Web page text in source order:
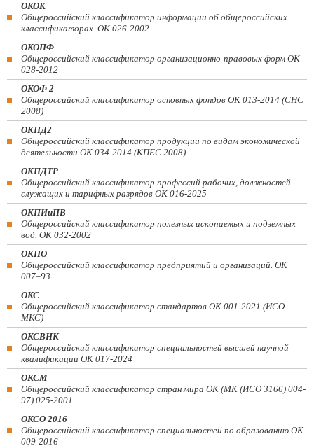
ОКОК
Общероссийский классификатор информации об общероссийских
классификаторах. ОК 026-2002
ОКОПФ
Общероссийский классификатор организационно-правовых форм ОК
028-2012
ОКОФ 2
Общероссийский классификатор основных фондов ОК 013-2014 (СНС
2008)
ОКПД2
Общероссийский классификатор продукции по видам экономической
деятельности ОК 034-2014 (КПЕС 2008)
ОКПДТР
Общероссийский классификатор профессий рабочих, должностей
служащих и тарифных разрядов ОК 016-2025
ОКПИиПВ
Общероссийский классификатор полезных ископаемых и подземных
вод. ОК 032-2002
ОКПО
Общероссийский классификатор предприятий и организаций. ОК
007–93
ОКС
Общероссийский классификатор стандартов ОК 001-2021 (ИСО
МКС)
ОКСВНК
Общероссийский классификатор специальностей высшей научной
квалификации ОК 017-2024
ОКСМ
Общероссийский классификатор стран мира ОК (МК (ИСО 3166) 004-
97) 025-2001
ОКСО 2016
Общероссийский классификатор специальностей по образованию ОК
009-2016